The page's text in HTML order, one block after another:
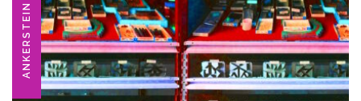
ANKERSTEIN